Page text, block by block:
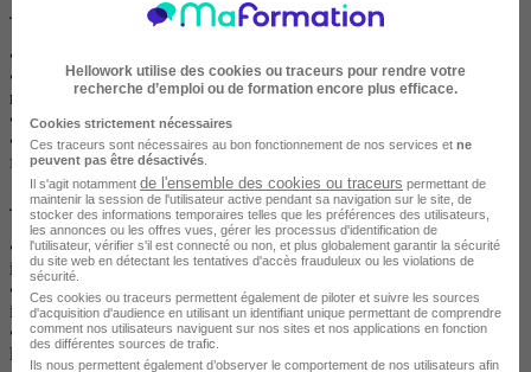
Jour 4 – Jeudi (7 h) : Finitions et maîtrise
• 8H30- 9h00 : Révision des acquis. Réactivation
• 9h00– 12h30 : Finitions, micro-bosses, réglage de lumière,
repolissage visuel.
• 14H00- 17h00 : Exercice complet sur une zone endommagée.
• Montée en compétence : Travail de précision, régularité de la
finition et autonomie technique.
Jour 5 – Vendredi (7 h) : Autonomie, évaluation et perspectives
• 8H30- 12h30 : Mise en autonomie sur cas réel : diagnostic,
intervention complète. Auto-évaluation
• 14H00 – 16H00 : Évaluation finale, théorique, et pratique, debrief
individuel
• 16H00– 17h00 : Remise des certificats de réalisation, remise du
livret d’accompagnement, présentation du parcours 2
Hellowork utilise des cookies ou traceurs pour rendre votre
recherche d’emploi ou de formation encore plus efficace.
Cookies strictement nécessaires
Ces traceurs sont nécessaires au bon fonctionnement de nos services et ne
peuvent pas être désactivés
Il s'agit notamment de l'ensemble des cookies ou traceurs permettant de
maintenir la session de l'utilisateur active pendant sa navigation sur le site, de
stocker des informations temporaires telles que les préférences des utilisateurs,
les annonces ou les offres vues, gérer les processus d'identification de
l'utilisateur, vérifier s'il est connecté ou non, et plus globalement garantir la sécurité
du site web en détectant les tentatives d'accès frauduleux ou les violations de
sécurité.
Ces cookies ou traceurs permettent également de piloter et suivre les sources
d'acquisition d'audience en utilisant un identifiant unique permettant de comprendre
comment nos utilisateurs naviguent sur nos sites et nos applications en fonction
des différentes sources de trafic.
Ils nous permettent également d’observer le comportement de nos utilisateurs afin